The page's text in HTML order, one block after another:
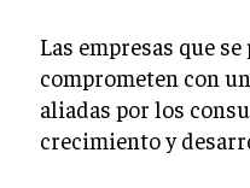
Las empresas que
comprometen con
aliadas por los
crecimiento y